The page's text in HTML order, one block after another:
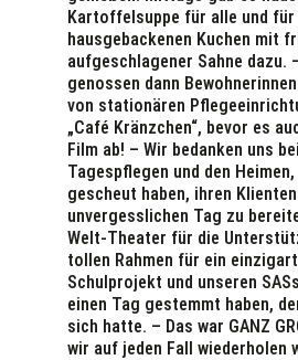
Kartoffelsuppe für alle und
hausgebackenen Kuchen mit
aufgeschlagener Sahne dazu.
genossen dann
von stationären
„Café Kränzchen“, bevor es
Film ab! – Wir bedanken uns
Tagespflegen und den
gescheut haben, ihren
unvergesslichen Tag zu
Welt-Theater für die
tollen Rahmen für ein
Schulprojekt und unseren
einen Tag gestemmt haben,
sich hatte. – Das war GANZ
wir auf jeden Fall wiederholen